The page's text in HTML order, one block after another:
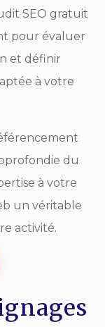
SEO gratuit
pour évaluer
et définir
à votre
du
à votre
un véritable
activité.